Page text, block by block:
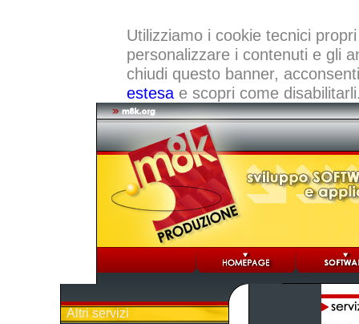
Utilizziamo i cookie tecnici
personalizzare i contenuti e gli
chiudi questo banner,
estesae scopri come
Altri servizi